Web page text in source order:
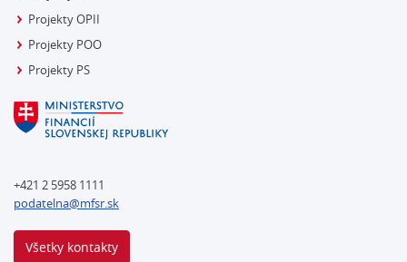
Projekty OPII
Projekty POO
Projekty PS
+421 2 5958 1111
podatelna@mfsr.sk
Všetky kontakty